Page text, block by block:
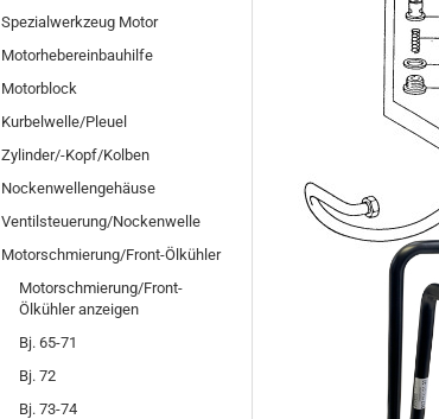
Spezialwerkzeug Motor
Motorhebereinbauhilfe
Motorblock
Kurbelwelle/Pleuel
Zylinder/-Kopf/Kolben
Nockenwellengehäuse
Ventilsteuerung/Nockenwelle
Motorschmierung/Front-Ölkühler
Motorschmierung/Front-
Ölkühler anzeigen
Bj. 65-71
Bj. 72
Bj. 73-74